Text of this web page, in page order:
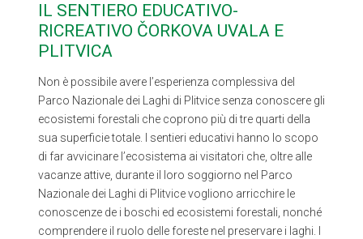
IL SENTIERO EDUCATIVO-
RICREATIVO ČORKOVA UVALA E
PLITVICA
Non è possibile avere l’esperienza complessiva del
Parco Nazionale dei Laghi di Plitvice senza conoscere gli
ecosistemi forestali che coprono più di tre quarti della
sua superficie totale. I sentieri educativi hanno lo scopo
di far avvicinare l’ecosistema ai visitatori che, oltre alle
vacanze attive, durante il loro soggiorno nel Parco
Nazionale dei Laghi di Plitvice vogliono arricchire le
conoscenze de i boschi ed ecosistemi forestali, nonché
comprendere il ruolo delle foreste nel preservare i laghi. I